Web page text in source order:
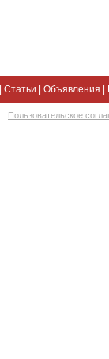
Статьи Объявления
Пользовательское